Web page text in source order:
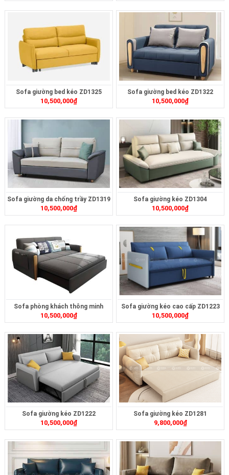
Sofa giường bed kéo ZD1325
10,500,000₫
Sofa giường bed kéo ZD1322
10,500,000₫
Sofa giường da chống trầy ZD1319
10,500,000₫
Sofa giường kéo ZD1304
10,500,000₫
Sofa phòng khách thông minh
ZD1225
10,500,000₫
Sofa giường kéo cao cấp ZD1223
10,500,000₫
Sofa giường kéo ZD1222
10,500,000₫
Sofa giường kéo ZD1281
9,800,000₫